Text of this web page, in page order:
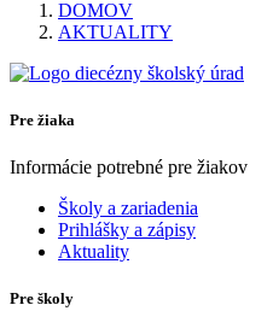
DOMOV
AKTUALITY
Pre žiaka
Informácie potrebné pre žiakov
Školy a zariadenia
Prihlášky a zápisy
Aktuality
Pre školy